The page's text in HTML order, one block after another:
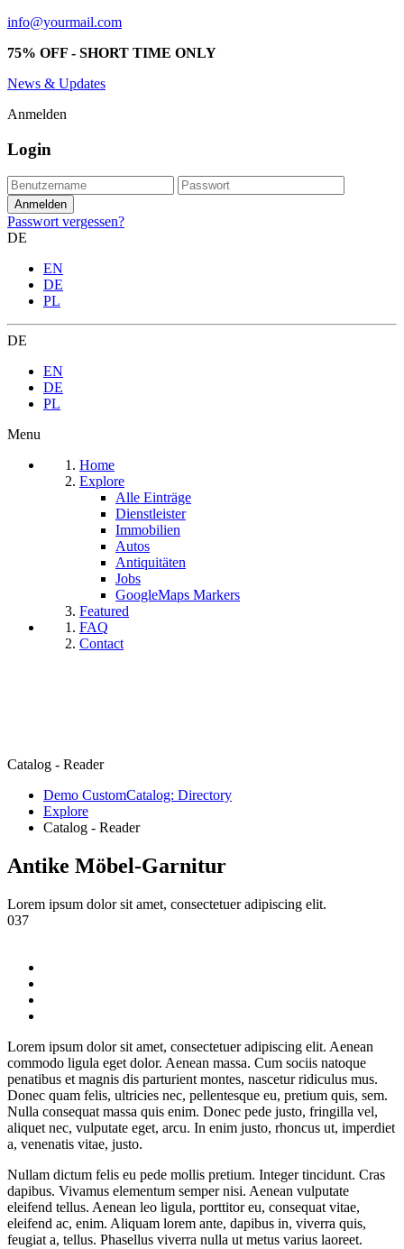
info@yourmail.com
75% OFF - SHORT TIME ONLY
News & Updates
Anmelden
Login
Passwort vergessen?
DE
EN
DE
PL
DE
EN
DE
PL
Menu
Home
Explore
Alle Einträge
Dienstleister
Immobilien
Autos
Antiquitäten
Jobs
GoogleMaps Markers
Featured
FAQ
Contact
Catalog - Reader
Demo CustomCatalog: Directory
Explore
Catalog - Reader
Antike Möbel-Garnitur
Lorem ipsum dolor sit amet, consectetuer adipiscing elit.
037
Lorem ipsum dolor sit amet, consectetuer adipiscing elit. Aenean
commodo ligula eget dolor. Aenean massa. Cum sociis natoque
penatibus et magnis dis parturient montes, nascetur ridiculus mus.
Donec quam felis, ultricies nec, pellentesque eu, pretium quis, sem.
Nulla consequat massa quis enim. Donec pede justo, fringilla vel,
aliquet nec, vulputate eget, arcu. In enim justo, rhoncus ut, imperdiet
a, venenatis vitae, justo.
Nullam dictum felis eu pede mollis pretium. Integer tincidunt. Cras
dapibus. Vivamus elementum semper nisi. Aenean vulputate
eleifend tellus. Aenean leo ligula, porttitor eu, consequat vitae,
eleifend ac, enim. Aliquam lorem ante, dapibus in, viverra quis,
feugiat a, tellus. Phasellus viverra nulla ut metus varius laoreet.